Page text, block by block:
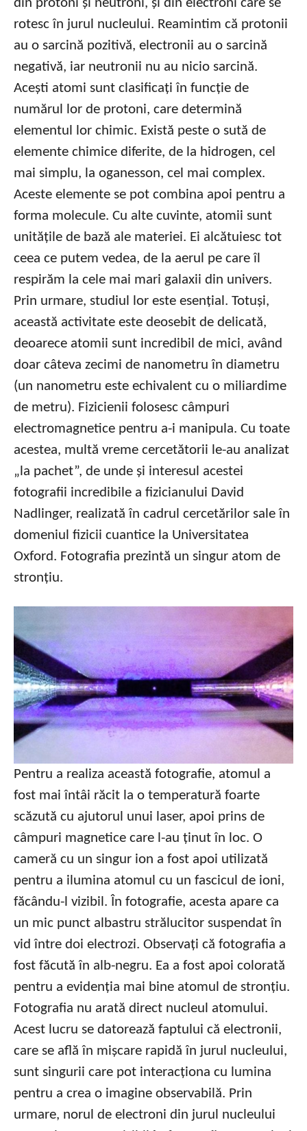
din protoni și neutroni, și din electroni care se
rotesc în jurul nucleului. Reamintim că protonii
au o sarcină pozitivă, electronii au o sarcină
negativă, iar neutronii nu au nicio sarcină.
Acești atomi sunt clasificați în funcție de
numărul lor de protoni, care determină
elementul lor chimic. Există peste o sută de
elemente chimice diferite, de la hidrogen, cel
mai simplu, la oganesson, cel mai complex.
Aceste elemente se pot combina apoi pentru a
forma molecule. Cu alte cuvinte, atomii sunt
unitățile de bază ale materiei. Ei alcătuiesc tot
ceea ce putem vedea, de la aerul pe care îl
respirăm la cele mai mari galaxii din univers.
Prin urmare, studiul lor este esențial. Totuși,
această activitate este deosebit de delicată,
deoarece atomii sunt incredibil de mici, având
doar câteva zecimi de nanometru în diametru
(un nanometru este echivalent cu o miliardime
de metru). Fizicienii folosesc câmpuri
electromagnetice pentru a-i manipula. Cu toate
acestea, multă vreme cercetătorii le-au analizat
„la pachet”, de unde și interesul acestei
fotografii incredibile a fizicianului David
Nadlinger, realizată în cadrul cercetărilor sale în
domeniul fizicii cuantice la Universitatea
Oxford. Fotografia prezintă un singur atom de
stronțiu.
Pentru a realiza această fotografie, atomul a
fost mai întâi răcit la o temperatură foarte
scăzută cu ajutorul unui laser, apoi prins de
câmpuri magnetice care l-au ținut în loc. O
cameră cu un singur ion a fost apoi utilizată
pentru a ilumina atomul cu un fascicul de ioni,
făcându-l vizibil. În fotografie, acesta apare ca
un mic punct albastru strălucitor suspendat în
vid între doi electrozi. Observați că fotografia a
fost făcută în alb-negru. Ea a fost apoi colorată
pentru a evidenția mai bine atomul de stronțiu.
Fotografia nu arată direct nucleul atomului.
Acest lucru se datorează faptului că electronii,
care se află în mișcare rapidă în jurul nucleului,
sunt singurii care pot interacționa cu lumina
pentru a crea o imagine observabilă. Prin
urmare, norul de electroni din jurul nucleului